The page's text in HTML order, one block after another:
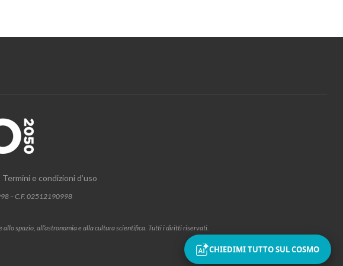
Termini e condizioni d’uso
– C.F. 02512190998
spazio, all’astronomia e alla cultura scientifica. Tutti i diritti riservati.
CHIEDIMI TUTTO SUL COSMO